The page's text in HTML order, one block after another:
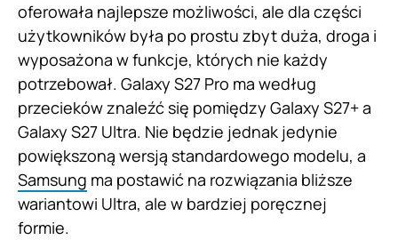
oferowała najlepsze możliwości, ale dla części
użytkowników była po prostu zbyt duża, droga i
wyposażona w funkcje, których nie każdy
potrzebował. Galaxy S27 Pro ma według
przecieków znaleźć się pomiędzy Galaxy S27+ a
Galaxy S27 Ultra. Nie będzie jednak jedynie
powiększoną wersją standardowego modelu, a
Samsung ma postawić na rozwiązania bliższe
wariantowi Ultra, ale w bardziej poręcznej
formie.